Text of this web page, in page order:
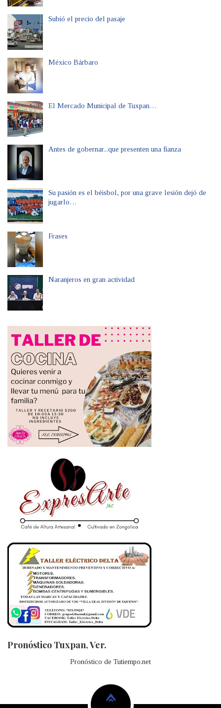
Subió el precio del pasaje
México Bárbaro
El Mercado Municipal de Tuxpan…
Antes de gobernar...que presenten una fianza
Su pasión es el béisbol, por una grave lesión dejó de
jugarlo…
Frases
Naranjeros en gran actividad
Pronóstico Tuxpan, Ver.
Pronóstico de Tutiempo.net